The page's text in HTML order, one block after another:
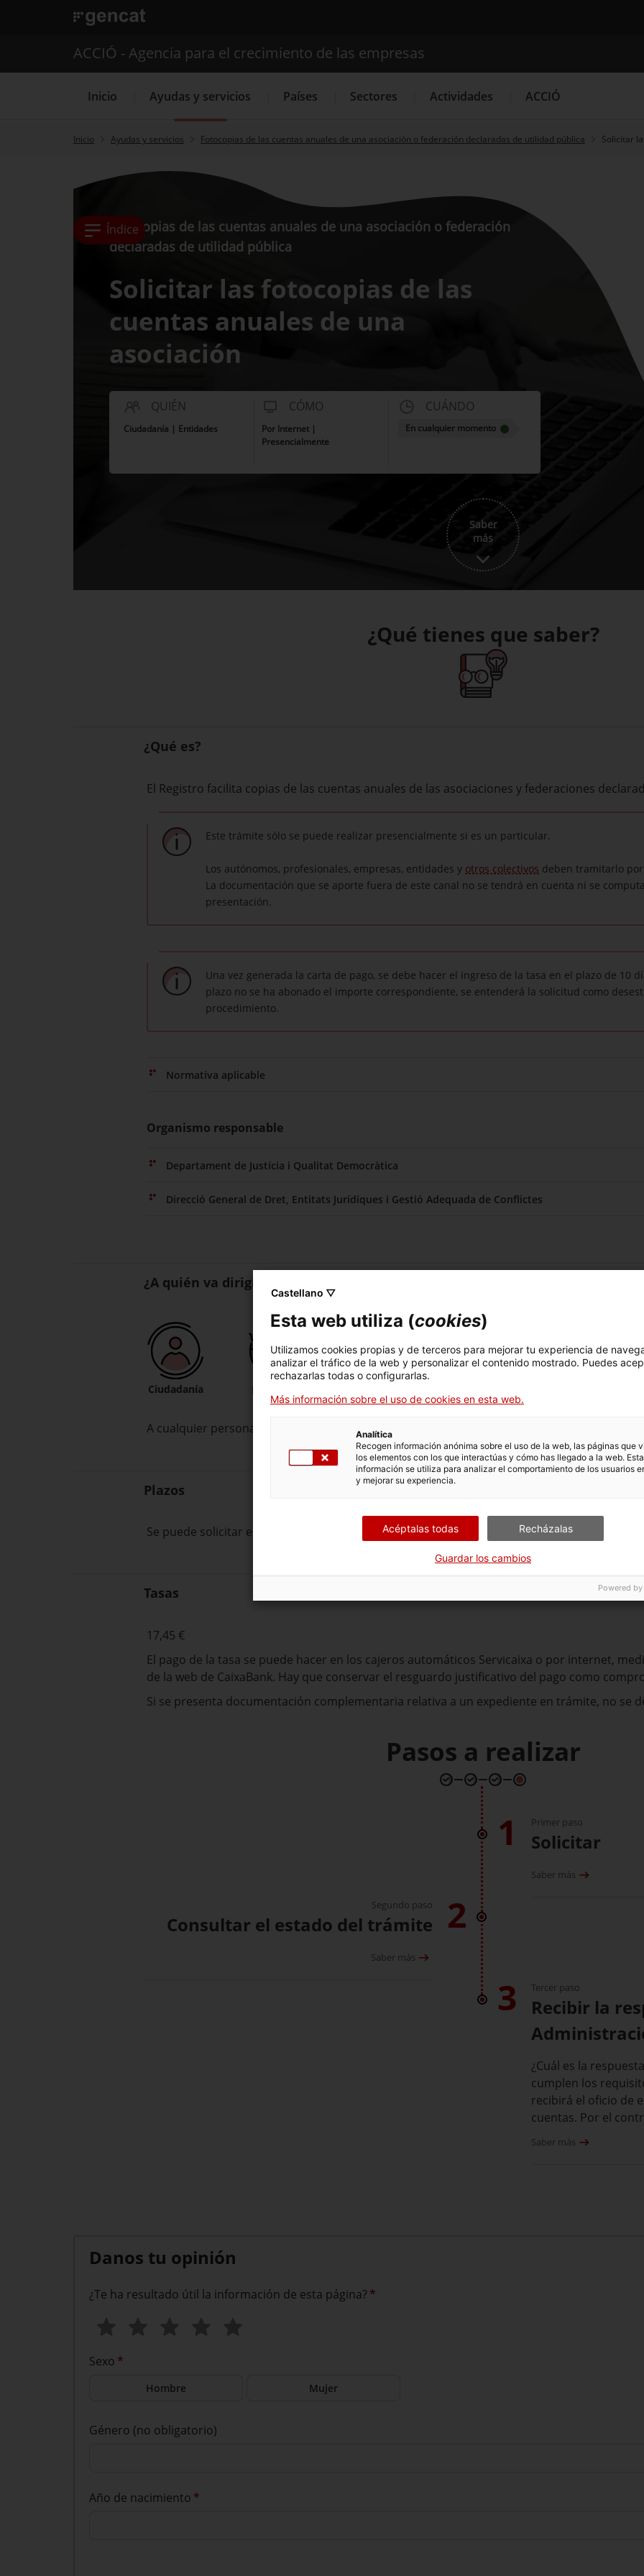
. Abrir en una nueva ventana.
Buscador
ACCIÓ - Agencia para el crecimiento de las empresas
Inicio Ayudas y servicios Países Sectores Actividades ACCIÓ
Inicio Ayudas y servicios Fotocopias de las cuentas anuales de una asociación o federación declaradas de utilidad pública Solicitar
Índice
Fotocopias de las cuentas anuales de una asociación o federación
declaradas de utilidad pública
Solicitar las fotocopias de las
cuentas anuales de una
asociación
QUIÉN
Ciudadanía | Entidades
CÓMO
Por Internet |
Presencialmente
CUÁNDO
En cualquier momento
Saber
más
¿Qué tienes que saber?
¿Qué es?
El Registro facilita copias de las cuentas anuales de las asociaciones y federaciones
Este trámite sólo se puede realizar presencialmente si es un particular.
Los autónomos, profesionales, empresas, entidades y otros colectivos deben tramitarlo
La documentación que se aporte fuera de este canal no se tendrá en cuenta ni se
presentación.
Una vez generada la carta de pago, se debe hacer el ingreso de la tasa en el plazo de 10
plazo no se ha abonado el importe correspondiente, se entenderá la solicitud como
procedimiento.
Normativa aplicable
Organismo responsable
Departament de Justícia i Qualitat Democràtica
Direcció General de Dret, Entitats Jurídiques i Gestió Adequada de Conflictes
¿A quién va dirigido?
Ciudadanía
A cualquier persona física o jurídica.
Plazos
Se puede solicitar en cualquier momento.
Tasas
17,45 €
El pago de la tasa se puede hacer en los cajeros automáticos Servicaixa o por internet,
de la web de CaixaBank. Hay que conservar el resguardo justificativo del pago como
Si se presenta documentación complementaria relativa a un expediente en trámite, no se
Pasos a realizar
1 Primer paso
Solicitar
Saber más
2
Segundo paso
Consultar el estado del trámite
Saber más
3 Tercer paso
Recibir la
¿Cuál es la
cumplen los
recibirá el oficio de
cuentas. Por el
Saber más
Danos tu opinión
¿Te ha resultado útil la información de esta página? *
Sexo *
Hombre Mujer
Género (no obligatorio)
Año de nacimiento *
Castellano ▽
Esta web utiliza (cookies)
Utilizamos cookies propias y de terceros para mejorar tu experiencia de
analizar el tráfico de la web y personalizar el contenido mostrado. Puedes
rechazarlas todas o configurarlas.
Más información sobre el uso de cookies en esta web.
Analítica
Recogen información anónima sobre el uso de la web, las páginas que
los elementos con los que interactúas y cómo has llegado a la web. Esta
información se utiliza para analizar el comportamiento de los usuarios
y mejorar su experiencia.
Acéptalas todas Recházalas
Guardar los cambios
Powered by